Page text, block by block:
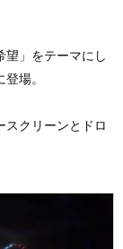
望」をテーマにし
場。
スクリーンとドロ